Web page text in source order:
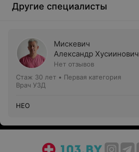
Другие специалисты
Мискевич
Александр Хусиинович
Нет отзывов
Стаж 30 лет • Первая категория
Врач УЗД
НЕО